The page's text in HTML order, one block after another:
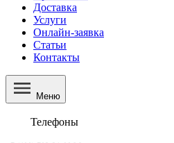
Доставка
Услуги
Онлайн-заявка
Статьи
Контакты
Меню
Телефоны